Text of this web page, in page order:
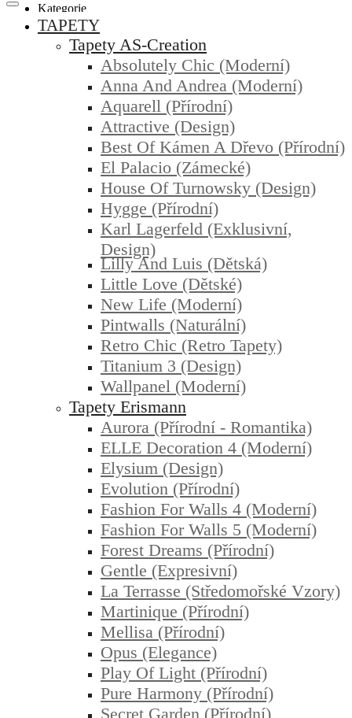
Kategorie
TAPETY
Tapety AS-Creation
Absolutely Chic (moderní)
Anna And Andrea (moderní)
Aquarell (přírodní)
Attractive (design)
Best Of Kámen A Dřevo (přírodní)
El Palacio (zámecké)
House Of Turnowsky (design)
Hygge (přírodní)
Karl Lagerfeld (exklusivní,
Design)
Lilly And Luis (dětská)
Little Love (dětské)
New Life (moderní)
Pintwalls (naturální)
Retro Chic (retro Tapety)
Titanium 3 (design)
Wallpanel (moderní)
Tapety Erismann
Aurora (přírodní - Romantika)
ELLE Decoration 4 (moderní)
Elysium (design)
Evolution (přírodní)
Fashion For Walls 4 (moderní)
Fashion For Walls 5 (moderní)
Forest Dreams (přírodní)
Gentle (expresivní)
La Terrasse (středomořské Vzory)
Martinique (přírodní)
Mellisa (přírodní)
Opus (elegance)
Play Of Light (přírodní)
Pure Harmony (přírodní)
Secret Garden (přírodní)